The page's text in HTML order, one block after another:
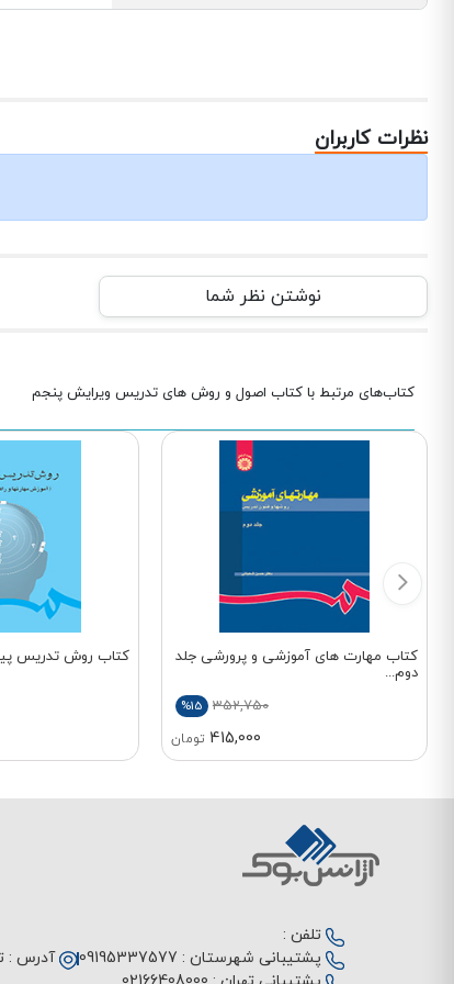
نظرات کاربران
نوشتن نظر شما
کتاب‌های مرتبط با کتاب اصول و روش‌ های تدریس ویرایش پنجم
کتاب مهارت های آموزشی و پرورشی جلد
دوم...
352,750
%15
415,000 تومان
کتاب روش تدریس
تلفن :
پشتیبانی شهرستان : 09195337577
آدرس :